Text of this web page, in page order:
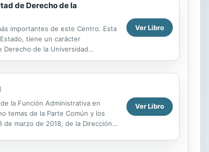
de Derecho de la
importantes de este Centro. Esta
tiene un carácter
de la Universidad
y...
Ver Libro
la Función Administrativa en
temas de la Parte Común y los
de marzo de 2018, de la Dirección
Ver Libro